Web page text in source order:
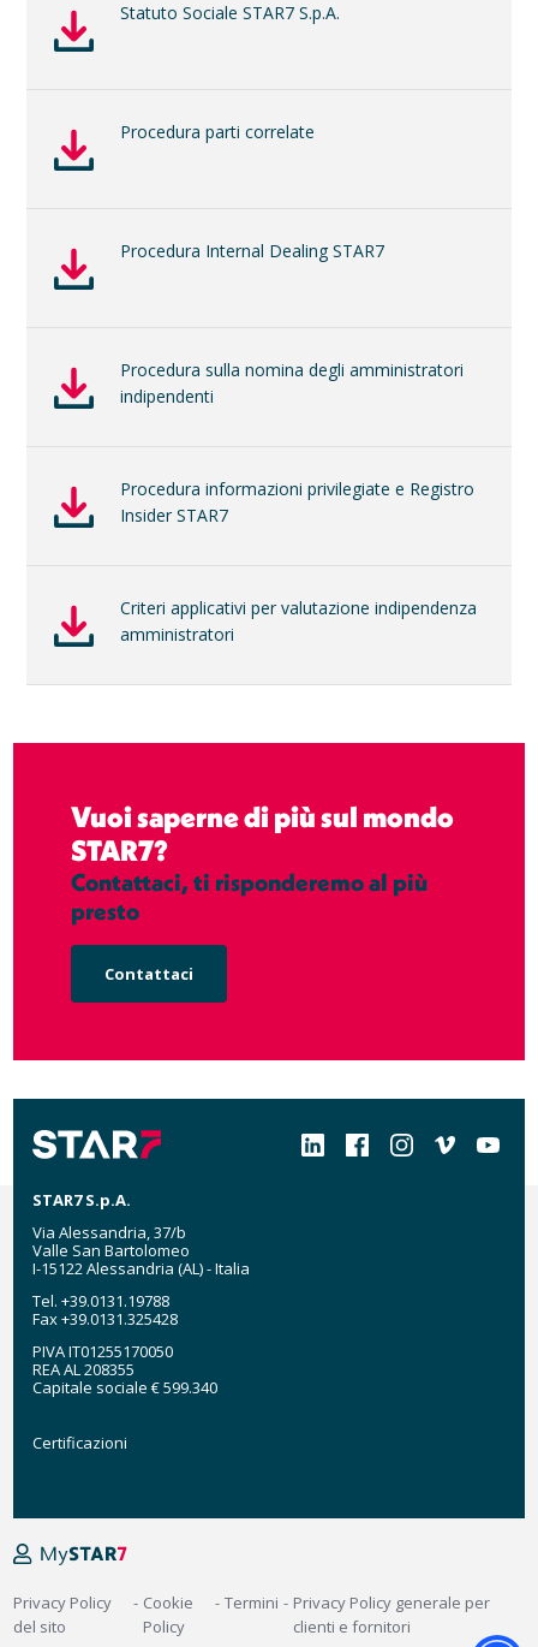
Statuto Sociale STAR7 S.p.A.
Procedura parti correlate
Procedura Internal Dealing STAR7
Procedura sulla nomina degli amministratori
indipendenti
Procedura informazioni privilegiate e Registro
Insider STAR7
Criteri applicativi per valutazione indipendenza
amministratori
Vuoi saperne di più sul mondo
STAR7?
Contattaci, ti risponderemo al più
presto
Contattaci
Social
STAR7 S.p.A.
Via Alessandria, 37/b
Valle San Bartolomeo
I-15122 Alessandria (AL) - Italia
Tel. +39.0131.19788
Fax +39.0131.325428
PIVA IT01255170050
REA AL 208355
Capitale sociale € 599.340
Certificazioni
Certificazioni
MyStar7
Footer
Privacy Policy
del sito
Cookie
Policy
Termini
Privacy Policy generale per
clienti e fornitori